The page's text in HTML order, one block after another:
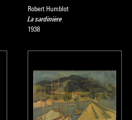
Robert Humblot
La sardinière
1938